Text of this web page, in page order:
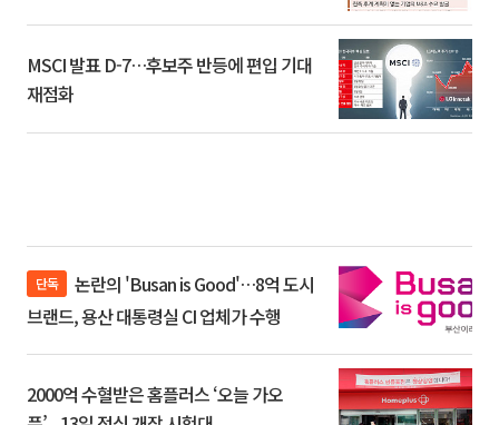
MSCI 발표 D-7…후보주 반등에 편입 기대
재점화
단독
브랜드, 용산 대통령실 CI 업체가 수행
2000억 수혈받은 홈플러스 ‘오늘 가오